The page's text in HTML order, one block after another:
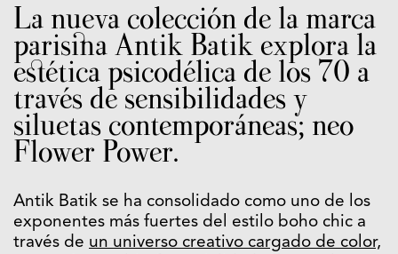
La nueva colección de la marca
parisina Antik Batik explora la
estética psicodélica de los 70 a
través de sensibilidades y
siluetas contemporáneas; neo
Flower Power.
Antik Batik se ha consolidado como uno de los
exponentes más fuertes del estilo boho chic a
través de un universo creativo cargado de color,